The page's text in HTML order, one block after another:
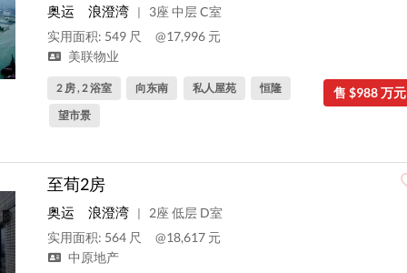
奥运 浪澄湾 |
3座 中层 C室
实用面积: 549 尺
@17,996 元
美联物业
售 $988 万元
2 房 , 2 浴室 向东南 私人屋苑
恒隆
望市景
至荀2房
奥运 浪澄湾 |
2座 低层 D室
实用面积: 564 尺
@18,617 元
中原地产